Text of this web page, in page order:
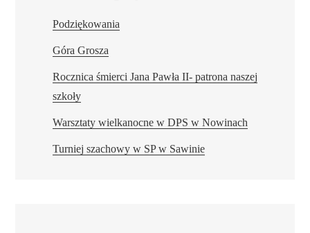
Podziękowania
Góra Grosza
Rocznica śmierci Jana Pawła II- patrona naszej
szkoły
Warsztaty wielkanocne w DPS w Nowinach
Turniej szachowy w SP w Sawinie